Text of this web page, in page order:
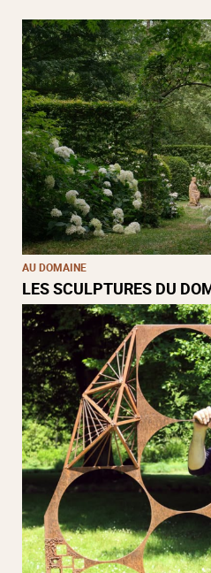
AU DOMAINE
LES SCULPTURES DU